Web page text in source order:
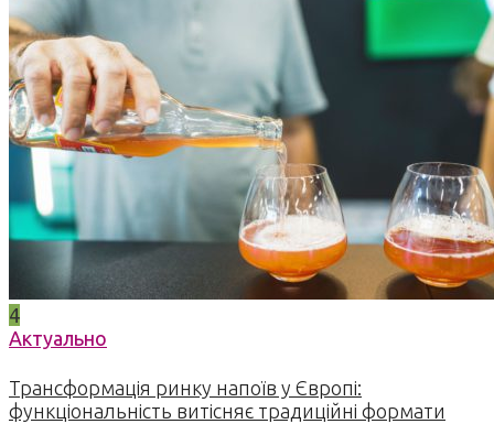
4
Актуально
Трансформація ринку напоїв у Європі:
функціональність витісняє традиційні формати